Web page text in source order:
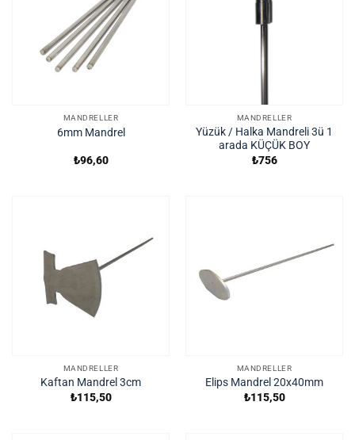
MANDRELLER
6mm Mandrel
₺96,60
MANDRELLER
Yüzük / Halka Mandreli 3ü 1
arada KÜÇÜK BOY
₺756
MANDRELLER
Kaftan Mandrel 3cm
₺115,50
MANDRELLER
Elips Mandrel 20x40mm
₺115,50